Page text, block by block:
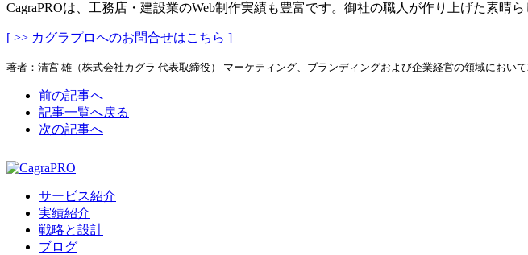
CagraPROは、工務店・建設業のWeb制作実績も豊富です。御社の職人が作り上げた素
[ >> カグラプロへのお問合せはこちら ]
著者：清宮 雄（株式会社カグラ 代表取締役） マーケティング、ブランディングおよび企業経営の領域におい
前の記事へ
記事一覧へ戻る
次の記事へ
サービス紹介
実績紹介
戦略と設計
ブログ